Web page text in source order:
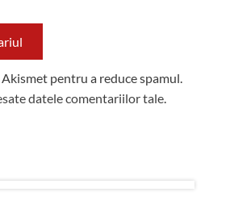
pentru a reduce spamul.
datele comentariilor tale.